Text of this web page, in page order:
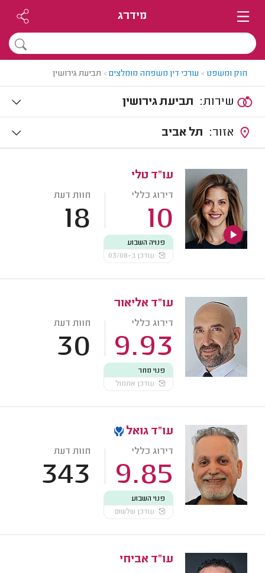
מידרג
חוק ומשפט > עורכי דין משפחה מומלצים> תביעת גירושין
תביעת גירושין
תל אביב
עו"ד טלי
דירוג כללי
10
חוות דעת
18
פנויה השבוע
עודכן ב-03/08
עו"ד אליאור
דירוג כללי
9.93
חוות דעת
30
פנוי מחר
עודכן אתמול
עו"ד גואל
דירוג כללי
9.85
חוות דעת
343
פנוי השבוע
עודכן שלשום
עו"ד אביחי